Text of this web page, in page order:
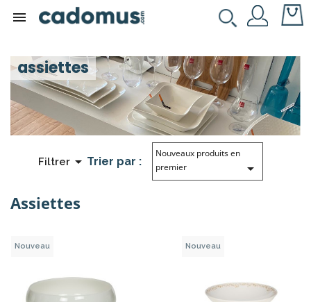

assiettes
Filtrer Trier par :
Nouveaux produits en
premier

Assiettes
Nouveau Nouveau